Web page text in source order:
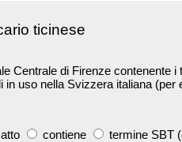
ticinese
Centrale di Firenze contenente
uso nella Svizzera italiana (per
contiene termine SBT